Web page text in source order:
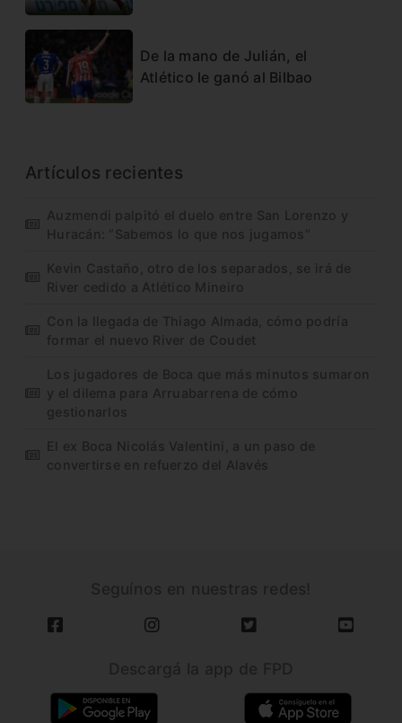
De la mano de Julián, el
Atlético le ganó al Bilbao
Artículos recientes
Auzmendi palpitó el duelo entre San Lorenzo y
Huracán: “Sabemos lo que nos jugamos”
Kevin Castaño, otro de los separados, se irá de
River cedido a Atlético Mineiro
Con la llegada de Thiago Almada, cómo podría
formar el nuevo River de Coudet
Los jugadores de Boca que más minutos sumaron
y el dilema para Arruabarrena de cómo
gestionarlos
El ex Boca Nicolás Valentini, a un paso de
convertirse en refuerzo del Alavés